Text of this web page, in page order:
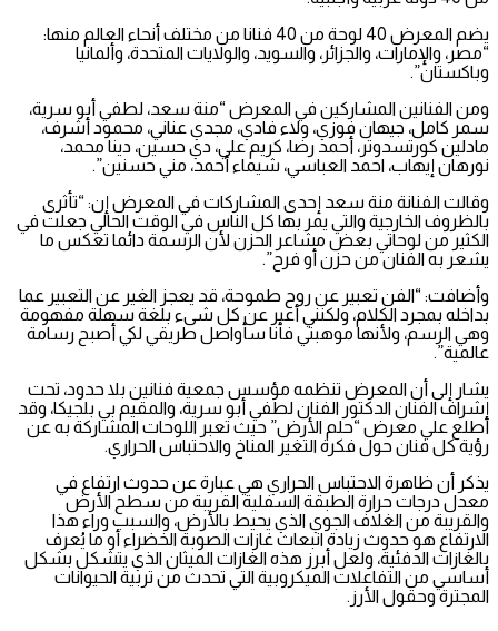
يضم المعرض 40 لوحة من 40 فنانا من مختلف أنحاء العالم منها:
“مصر، والإمارات، والجزائر، والسويد، والولايات المتحدة، وألمانيا
وباكستان”.
ومن الفنانين المشاركين في المعرض “منة سعد، لطفي أبو سرية،
سمر كامل، جيهان فوزي، ولاء فادي، مجدي عناني، محمود أشرف،
مادلين كورتسدوتر، أحمد رضا، كريم علي، دي حسين، دينا محمد،
نورهان إيهاب، احمد العباسي، شيماء أحمد، مني حسنين”.
وقالت الفنانة منة سعد إحدى المشاركات في المعرض إن: “تأثرى
بالظروف الخارجية والتي يمر بها كل الناس في الوقت الحالي جعلت في
الكثير من لوحاتي بعض مشاعر الحزن لأن الرسمة دائما تعكس ما
يشعر به الفنان من حزن أو فرح”.
وأضافت: “الفن تعبير عن روح طموحة، قد يعجز الغير عن التعبير عما
بداخله بمجرد الكلام، ولكنني أعبر عن كل شىء بلغة سهلة مفهومة
وهي الرسم، وﻷنها موهبتي فأنا سأواصل طريقي لكي أصبح رسامة
عالمية”.
يشار إلى أن المعرض تنظمه مؤسس جمعية فنانين بلا حدود، تحت
إشراف الفنان الدكتور الفنان لطفي أبو سرية، والمقيم بي بلجيكا، وقد
أطلع علي معرض “حلم الأرض” حيث تعبر اللوحات المشاركة به عن
رؤية كل فنان حول فكرة التغير المناخ والاحتباس الحراري.
يذكر أن ظاهرة الاحتباس الحراري هي عبارة عن حدوث ارتفاع في
معدل درجات حرارة الطبقة السفلية القريبة من سطح الأرض
والقريبة من الغلاف الجوي الذي يحيط بالأرض، والسبب وراء هذا
الارتفاع هو حدوث زيادة انبعاث غازات الصوبة الخضراء أو ما يُعرف
بالغازات الدفئية، ولعل أبرز هذه الغازات الميثان الذي يتشكل بشكل
أساسي من التفاعلات الميكروبية التي تحدث من تربية الحيوانات
المجترة وحقول الأرز.